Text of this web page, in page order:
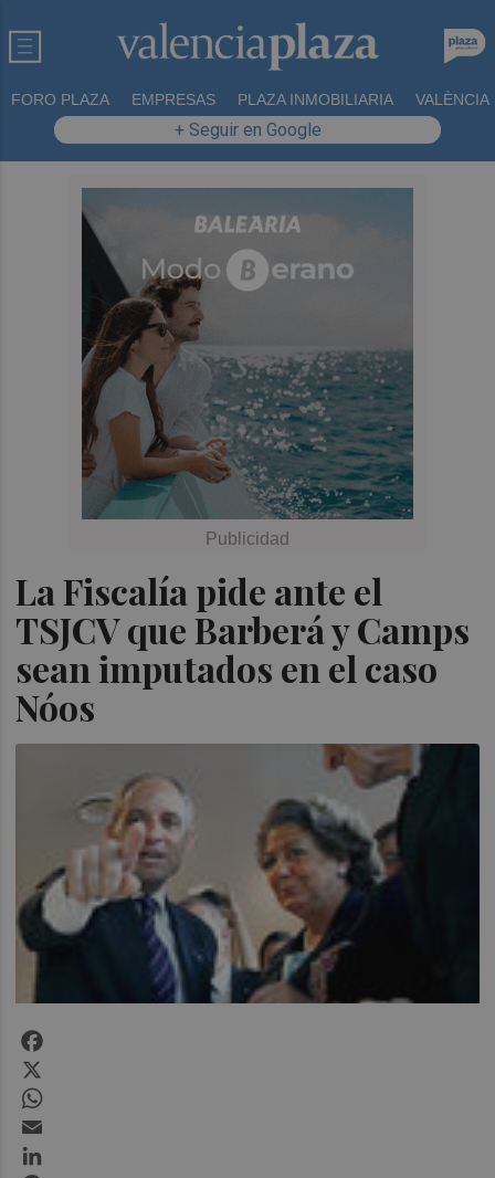
FORO PLAZA EMPRESAS PLAZA INMOBILIARIA VALÈNCIA
+ Seguir en Google
La Fiscalía pide ante el
TSJCV que Barberá y Camps
sean imputados en el caso
Nóos